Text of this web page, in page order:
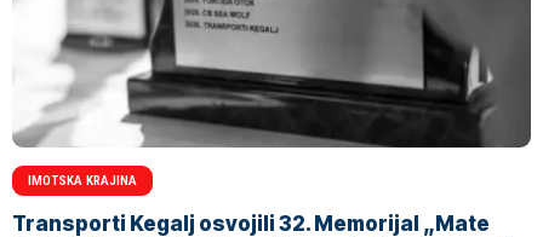
IMOTSKA KRAJINA
Transporti Kegalj osvojili 32. Memorijal „Mate